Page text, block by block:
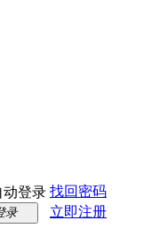
动登录 找回密码
录 立即注册